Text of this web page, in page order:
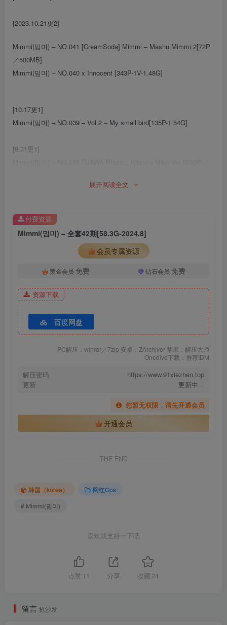
[2023.10.21更2]
Mimmi(밈미) – NO.041 [CreamSoda] Mimmi – Mashu Mimmi 2[72P
／500MB]
Mimmi(밈미) – NO.040 x Innocent [343P-1V-1.48G]
[10.17更1]
Mimmi(밈미) – NO.039 – Vol.2 – My small bird[135P-1.54G]
[8.31更1]
Mimmi(밈미) – NO.037 The Pet[81P-967.9M]
Mimmi(밈미) – NO.036 White[136P-2.29G]
Mimmi(밈미) – NO.035 [CreamSoda] Vol.5 Mash Mimmi 2 [72P／
500MB]
[7.11更1]
Mimmi(밈미) – NO.034 [CreamSoda]Vol.3 Mashu Mimmi[59P-
[7.10更1]
Nurse[63P-505.9M]
Mimmi(밈미) – NO.031 DJAWA Photo – Mimmi (밈미) × Ceyatic –
Pop Kitty Party[125P-1.52G]
展开阅读全文
Mimmi(밈미) – 全套42期[58.3G-2024.8]
会员专属资源
黄金会员 免费 钻石会员 免费
资源下载
百度网盘
PC解压：winrar／7zip 安卓：ZArchiver 苹果：解压大师
Onedive下载：推荐IDM
解压密码
https://www.91xiezhen.top
更新
更新中...
您暂无权限，请先开通会员
开通会员
付费资源
THE END
韩国（korea）
网红Cos
# Mimmi(밈미)
喜欢就支持一下吧
点赞 11 分享 收藏 24
留言 抢沙发